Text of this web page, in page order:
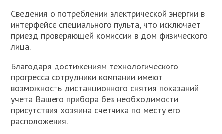
Сведения о потреблении электрической энергии в
интерфейсе специального пульта, что исключает
приезд проверяющей комиссии в дом физического
лица.
Благодаря достижениям технологического
прогресса сотрудники компании имеют
возможность дистанционного снятия показаний
учета Вашего прибора без необходимости
присутствия хозяина счетчика по месту его
расположения.